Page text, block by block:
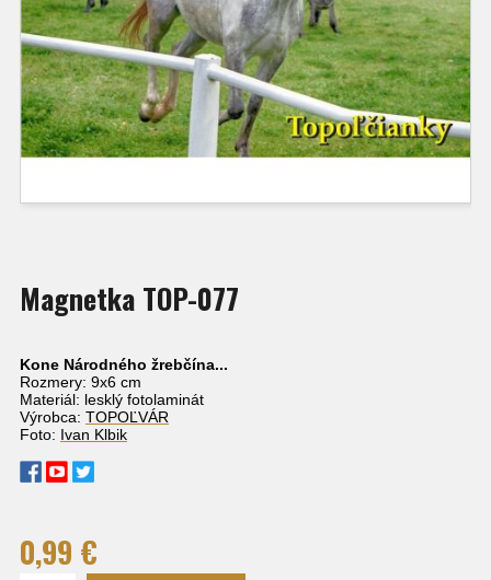
Magnetka TOP-077
Kone Národného žrebčína...
Rozmery: 9x6 cm
Materiál: lesklý fotolaminát
Výrobca: TOPOĽVÁR
Foto: Ivan Klbik
0,99 €